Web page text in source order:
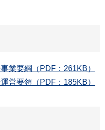
業要綱（PDF：261KB）
営要領（PDF：185KB）